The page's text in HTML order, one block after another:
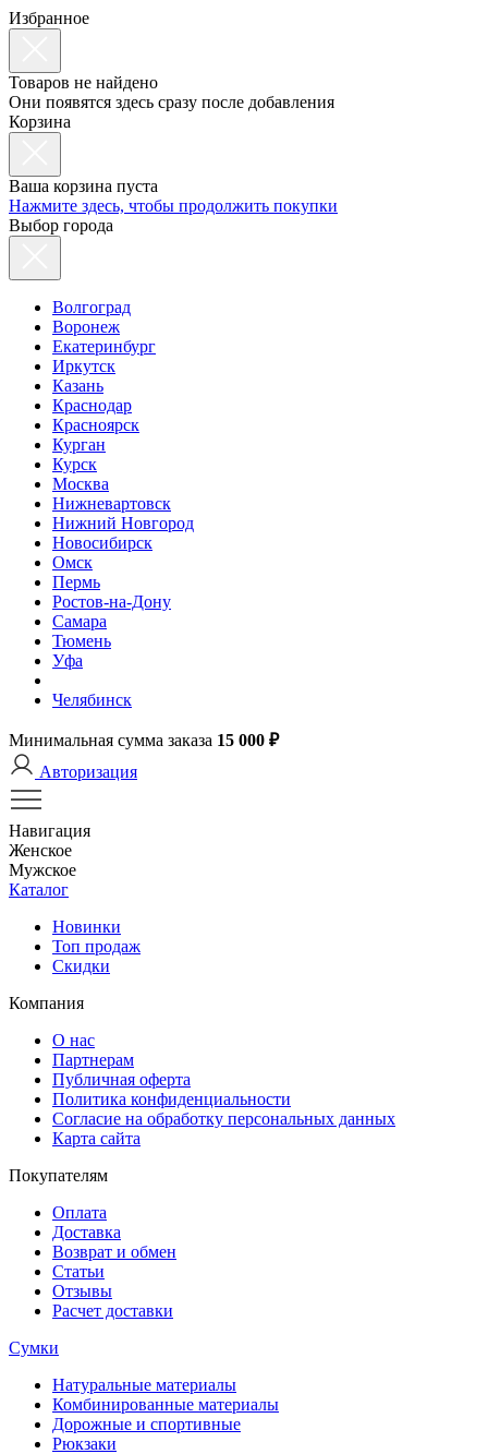
Избранное
Товаров не найдено
Они появятся здесь сразу после добавления
Корзина
Ваша корзина пуста
Нажмите здесь, чтобы продолжить покупки
Выбор города
Волгоград
Воронеж
Екатеринбург
Иркутск
Казань
Краснодар
Красноярск
Курган
Курск
Москва
Нижневартовск
Нижний Новгород
Новосибирск
Омск
Пермь
Ростов-на-Дону
Самара
Тюмень
Уфа
Челябинск
Минимальная сумма заказа 15 000 ₽
Авторизация
Навигация
Женское
Мужское
Каталог
Новинки
Топ продаж
Скидки
Компания
О нас
Партнерам
Публичная оферта
Политика конфиденциальности
Согласие на обработку персональных данных
Карта сайта
Покупателям
Оплата
Доставка
Возврат и обмен
Статьи
Отзывы
Расчет доставки
Сумки
Натуральные материалы
Комбинированные материалы
Дорожные и спортивные
Рюкзаки